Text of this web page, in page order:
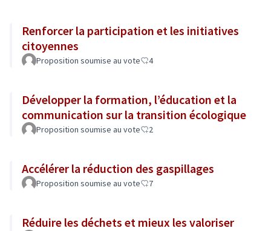
Renforcer la participation et les initiatives
citoyennes
Proposition soumise au vote 4
Développer la formation, l’éducation et la
communication sur la transition écologique
Proposition soumise au vote 2
Accélérer la réduction des gaspillages
Proposition soumise au vote 7
Réduire les déchets et mieux les valoriser